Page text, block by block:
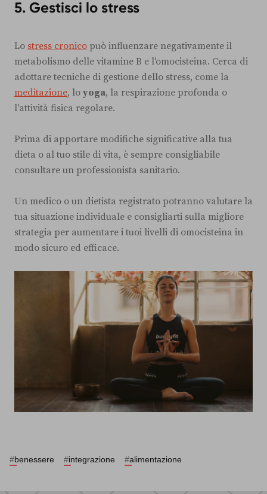
5. Gestisci lo stress
Lo stress cronico può influenzare negativamente il
metabolismo delle vitamine B e l'omocisteina. Cerca di
adottare tecniche di gestione dello stress, come la
meditazione, lo yoga, la respirazione profonda o
l'attività fisica regolare.
Prima di apportare modifiche significative alla tua
dieta o al tuo stile di vita, è sempre consigliabile
consultare un professionista sanitario.
Un medico o un dietista registrato potranno valutare la
tua situazione individuale e consigliarti sulla migliore
strategia per aumentare i tuoi livelli di omocisteina in
modo sicuro ed efficace.
#benessere #integrazione #alimentazione